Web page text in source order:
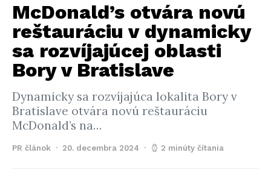
McDonald’s otvára novú
reštauráciu v dynamicky
sa rozvíjajúcej oblasti
Bory v Bratislave
Dynamicky sa rozvíjajúca lokalita Bory v
Bratislave otvára novú reštauráciu
McDonald’s na…
PR článok 20. decembra 2024 2 minúty čítania